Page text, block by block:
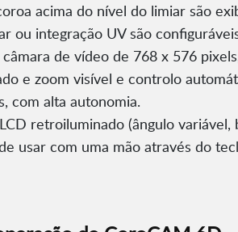
acima do nível do limiar são
ou integração UV são
câmara de vídeo de 768 x 576
e zoom visível e controlo
com alta autonomia.
retroiluminado (ângulo
usar com uma mão através do